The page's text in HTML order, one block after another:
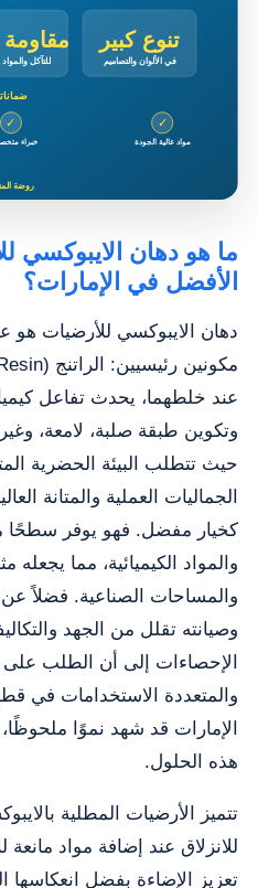
ما هو دهان الايبوكسي
الأفضل في الإمارات؟
دهان الايبوكسي للأرضيات هو
عند خلطهما، يحدث تفاعل
وتكوين طبقة صلبة، لامعة،
حيث تتطلب البيئة الحضرية
الجماليات العملية والمتانة
كخيار مفضل. فهو يوفر سطحًا
والمواد الكيميائية، مما يجعله
والمساحات الصناعية. فضلاً
وصيانته تقلل من الجهد
الإحصاءات إلى أن الطلب على
والمتعددة الاستخدامات في
الإمارات قد شهد نموًا
هذه الحلول.
تتميز الأرضيات المطلية
للانزلاق عند إضافة مواد مانعة
تعزيز الإضاءة بفضل انعكاسها